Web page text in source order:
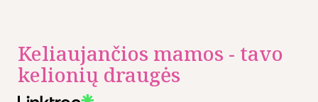
Keliaujančios mamos - tavo
kelionių draugės